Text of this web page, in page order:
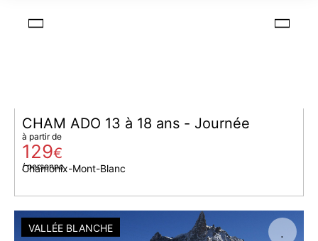
CHAM ADO 13 à 18 ans - Journée
Chamonix-Mont-Blanc
à partir de
129€
/ personne
VALLÉE BLANCHE